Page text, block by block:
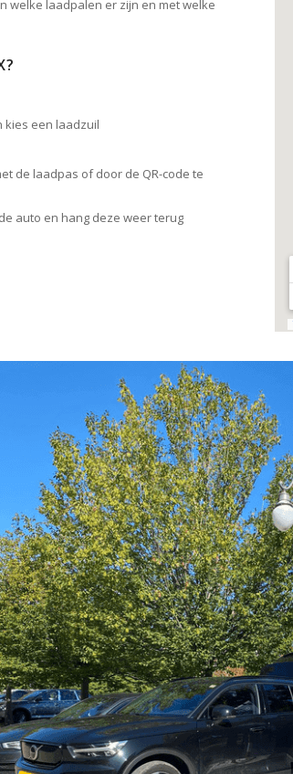
welke laadpalen er zijn en met welke
kies een laadzuil
de laadpas of door de QR-code te
auto en hang deze weer terug